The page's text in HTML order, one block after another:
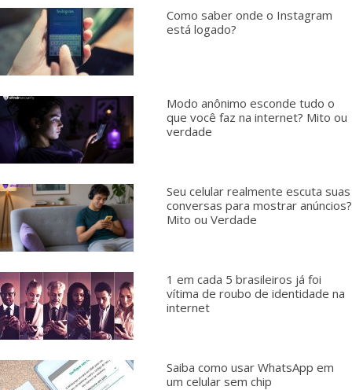
Como saber onde o Instagram
está logado?
Modo anônimo esconde tudo o
que você faz na internet? Mito ou
verdade
Seu celular realmente escuta suas
conversas para mostrar anúncios?
Mito ou Verdade
1 em cada 5 brasileiros já foi
vítima de roubo de identidade na
internet
Saiba como usar WhatsApp em
um celular sem chip